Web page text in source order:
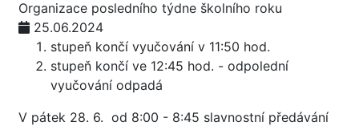
Organizace posledního týdne školního roku
25.06.2024
stupeň končí vyučování v 11:50 hod.
stupeň končí ve 12:45 hod. - odpolední
vyučování odpadá
V pátek 28. 6. od 8:00 - 8:45 slavnostní předávání